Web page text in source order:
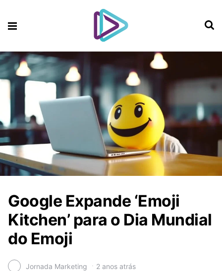
Google Expande ‘Emoji
Kitchen’ para o Dia Mundial
do Emoji
Jornada Marketing 2 anos atrás